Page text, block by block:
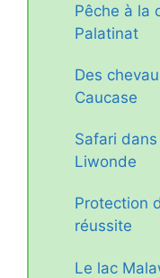
Pêche à la
Palatinat
Des
Caucase
Safari
Liwonde
Protection
réussite
Le lac